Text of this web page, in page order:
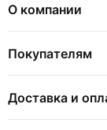
О компании
Покупателям
Доставка и